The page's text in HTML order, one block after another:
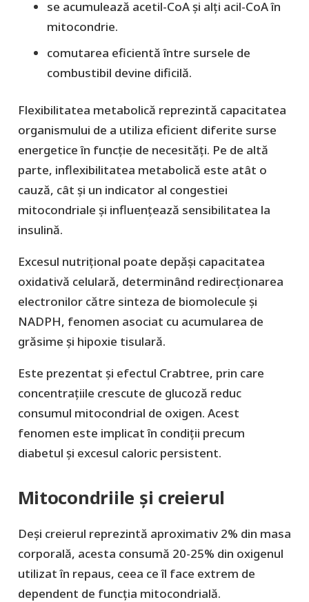
se acumulează acetil-CoA și alți acil-CoA în
mitocondrie.
comutarea eficientă între sursele de
combustibil devine dificilă.
Flexibilitatea metabolică reprezintă capacitatea
organismului de a utiliza eficient diferite surse
energetice în funcție de necesități. Pe de altă
parte, inflexibilitatea metabolică este atât o
cauză, cât și un indicator al congestiei
mitocondriale și influențează sensibilitatea la
insulină.
Excesul nutrițional poate depăși capacitatea
oxidativă celulară, determinând redirecționarea
electronilor către sinteza de biomolecule și
NADPH, fenomen asociat cu acumularea de
grăsime și hipoxie tisulară.
Este prezentat și efectul Crabtree, prin care
concentrațiile crescute de glucoză reduc
consumul mitocondrial de oxigen. Acest
fenomen este implicat în condiții precum
diabetul și excesul caloric persistent.
Mitocondriile și creierul
Deși creierul reprezintă aproximativ 2% din masa
corporală, acesta consumă 20-25% din oxigenul
utilizat în repaus, ceea ce îl face extrem de
dependent de funcția mitocondrială.